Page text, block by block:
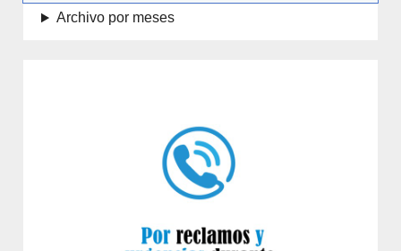
Archivo por meses